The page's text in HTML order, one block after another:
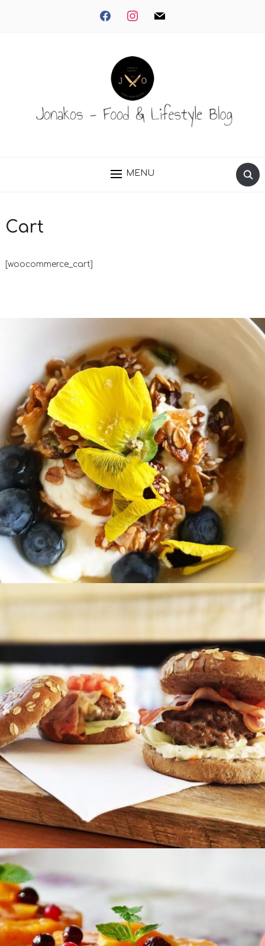
facebookinstagrammail
MENU
Cart
[woocommerce_cart]